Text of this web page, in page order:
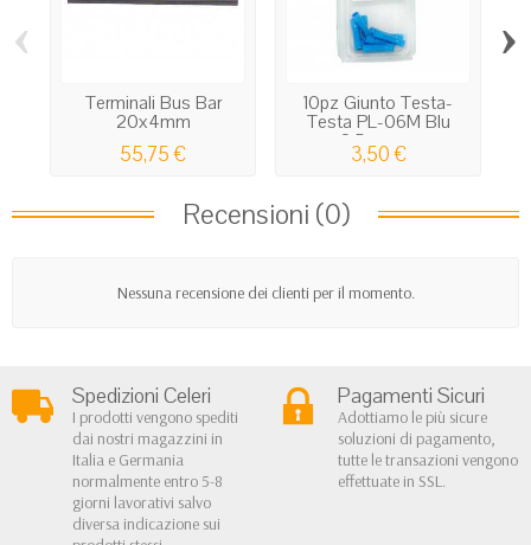
Terminali Bus Bar
20x4mm
55,75 €
10pz Giunto Testa-
Testa PL-06M Blu
2.5mmq...
3,50 €
‹ ›
Recensioni (0)
Nessuna recensione dei clienti per il momento.
Spedizioni Celeri
I prodotti vengono spediti
dai nostri magazzini in
Italia e Germania
normalmente entro 5-8
giorni lavorativi salvo
diversa indicazione sui
Pagamenti Sicuri
Adottiamo le più sicure
soluzioni di pagamento,
tutte le transazioni vengono
effettuate in SSL.